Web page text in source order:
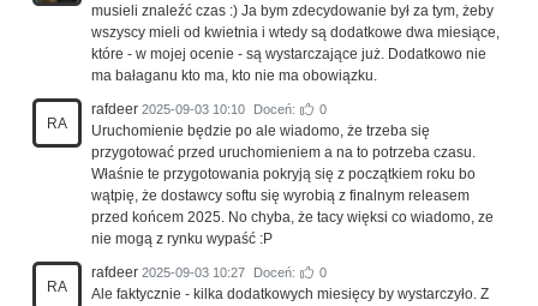
musieli znaleźć czas :) Ja bym zdecydowanie był za tym, żeby
wszyscy mieli od kwietnia i wtedy są dodatkowe dwa miesiące,
które - w mojej ocenie - są wystarczające już. Dodatkowo nie
ma bałaganu kto ma, kto nie ma obowiązku.
RA
rafdeer 2025-09-03 10:10 Doceń: 0
Uruchomienie będzie po ale wiadomo, że trzeba się
przygotować przed uruchomieniem a na to potrzeba czasu.
Właśnie te przygotowania pokryją się z początkiem roku bo
wątpię, że dostawcy softu się wyrobią z finalnym releasem
przed końcem 2025. No chyba, że tacy więksi co wiadomo, ze
nie mogą z rynku wypaść :P
RA
rafdeer 2025-09-03 10:27 Doceń: 0
Ale faktycznie - kilka dodatkowych miesięcy by wystarczyło. Z